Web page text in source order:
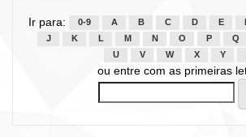
Ir para: 0-9 A B C D E
J
K L M N O P Q
U
V W X Y
ou entre com as primeiras